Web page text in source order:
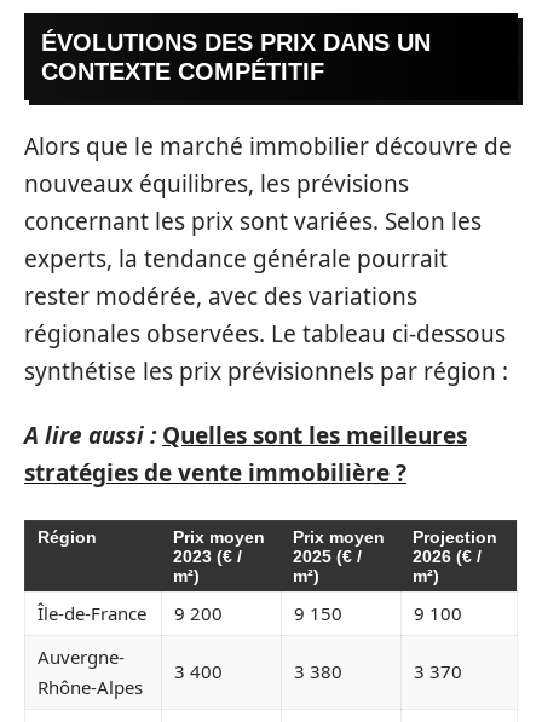
ÉVOLUTIONS DES PRIX DANS UN
CONTEXTE COMPÉTITIF
Alors que le marché immobilier découvre de
nouveaux équilibres, les prévisions
concernant les prix sont variées. Selon les
experts, la tendance générale pourrait
rester modérée, avec des variations
régionales observées. Le tableau ci-dessous
synthétise les prix prévisionnels par région :
A lire aussi : Quelles sont les meilleures
stratégies de vente immobilière ?
Région
Prix moyen
2023 (€ /
m²)
Prix moyen
2025 (€ /
m²)
Projection
2026 (€ /
m²)
Île-de-France 9 200 9 150
9 100
Auvergne-
Rhône-Alpes
3 400 3 380 3 370